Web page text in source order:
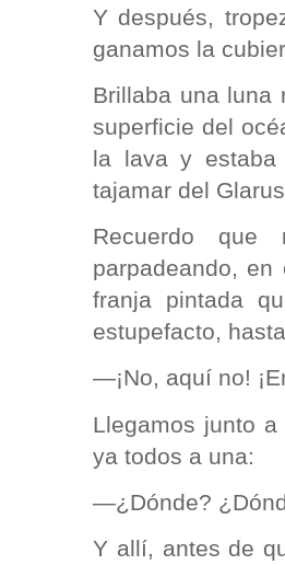
Y después,
ganamos la
Brillaba una luna
superficie del
la lava y
tajamar del
Recuerdo que
parpadeando,
franja pintada
estupefacto,
—¡No, aquí no!
Llegamos junto
ya todos a una:
—¿Dónde?
Y allí, antes de